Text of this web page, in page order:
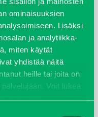
ominaisuuksien
Lisäksi
ja analytiikka-
miten käytät
yhdistää näitä
heille tai joita on
Voit lukea